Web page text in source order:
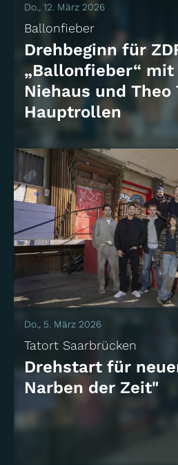
Do., 12. März 2026
Ballonfieber
Drehbeginn für
„Ballonfieber“ mit
Niehaus und Theo
Hauptrollen
Do., 5. März 2026
Tatort Saarbrücken
Drehstart für
Narben der Zeit"